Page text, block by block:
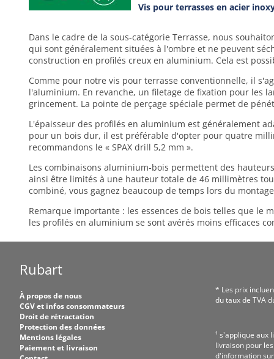
Vis pour terrasses en acier
Dans le cadre de la sous-catégorie Terrasse, nous
qui sont généralement situées à l'ombre et ne peuvent
construction en profilés creux en aluminium. Cela est
Comme pour notre vis pour terrasse conventionnelle, il
l'aluminium. En revanche, un filetage de fixation pour les
grincement. La pointe de perçage spéciale permet de
L'épaisseur des profilés en aluminium est généralement
pour un bois dur, il est préférable d'opter pour quatre
recommandons le « SPAX drill 5,2 mm ».
Les combinaisons aluminium-bois permettent des
ainsi être limités à une hauteur totale de 46 millimètres
combiné, vous gagnez beaucoup de temps lors du
Remarque importante : les essences de bois telles que le
les profilés en aluminium se sont avérés moins efficaces
Rubart
À propos de nous
CGV et infos consommateurs
Droit de rétractation
Protection des données
Mentions légales
Paiement et livraison
* Les prix
du taux de TVA
¹ s'applique aux
livraison pour
d'information